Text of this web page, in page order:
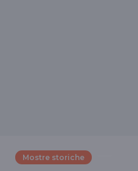
Mostre storiche